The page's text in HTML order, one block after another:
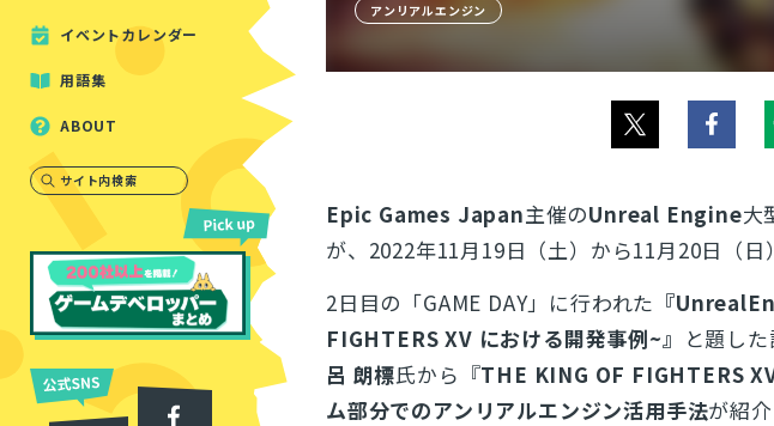
イベントカレンダー
用語集
ABOUT
サイト内検索
アンリアルエンジン
Epic Games Japan主催のUnreal Engine大
が、2022年11月19日（土）から11月20日（日
2日目の「GAME DAY」に行われた 『
FIGHTERS XV における開発事例~』 と題し
呂 朗標氏から 『THE KING OF FIGHTERS
ム部分でのアンリアルエンジン活用手法が紹